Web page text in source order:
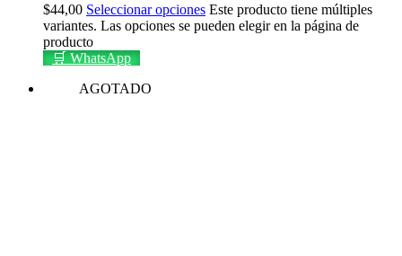
$44,00 Seleccionar opciones Este producto tiene múltiples
variantes. Las opciones se pueden elegir en la página de
producto
🛒 WhatsApp
AGOTADO